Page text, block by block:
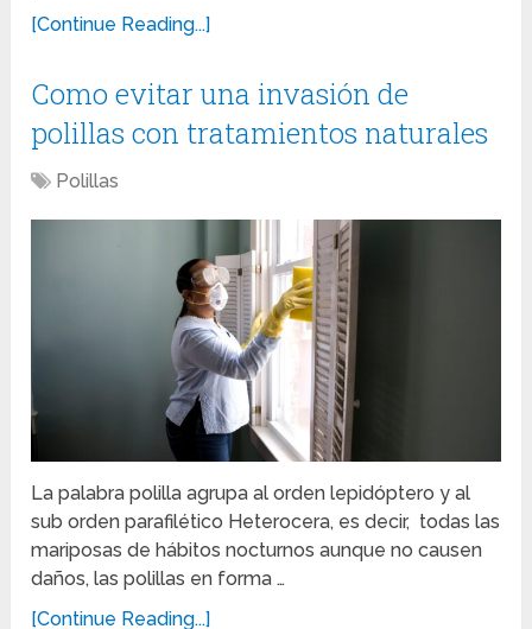
[Continue Reading...]
Como evitar una invasión de
polillas con tratamientos naturales
Polillas
La palabra polilla agrupa al orden lepidóptero y al
sub orden parafilético Heterocera, es decir, todas las
mariposas de hábitos nocturnos aunque no causen
daños, las polillas en forma …
[Continue Reading...]